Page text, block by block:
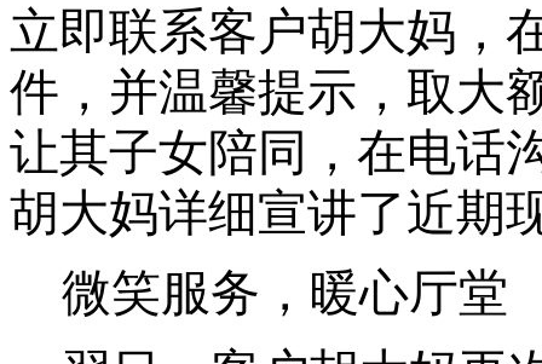
立即联系客户胡大妈，
件，并温馨提示，取大
让其子女陪同，在电话
胡大妈详细宣讲了近期
微笑服务，暖心厅堂